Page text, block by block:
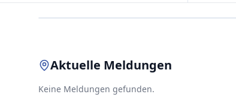
Aktuelle Meldungen
Keine Meldungen gefunden.